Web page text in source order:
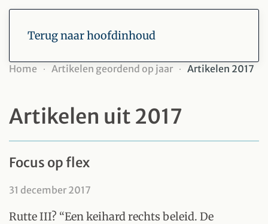
Terug naar hoofdinhoud
Home Artikelen geordend op jaar Artikelen 2017
Artikelen uit 2017
Focus op flex
31 december 2017
Rutte III? “Een keihard rechts beleid. De